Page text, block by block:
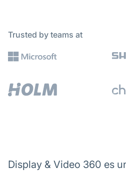
Trusted by teams at
Display & Video 360 es